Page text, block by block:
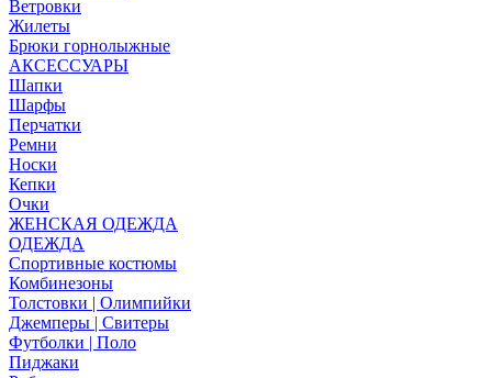
Ветровки
Жилеты
Брюки горнолыжные
АКСЕССУАРЫ
Шапки
Шарфы
Перчатки
Ремни
Носки
Кепки
Очки
ЖЕНСКАЯ ОДЕЖДА
ОДЕЖДА
Спортивные костюмы
Комбинезоны
Толстовки | Олимпийки
Джемперы | Свитеры
Футболки | Поло
Пиджаки